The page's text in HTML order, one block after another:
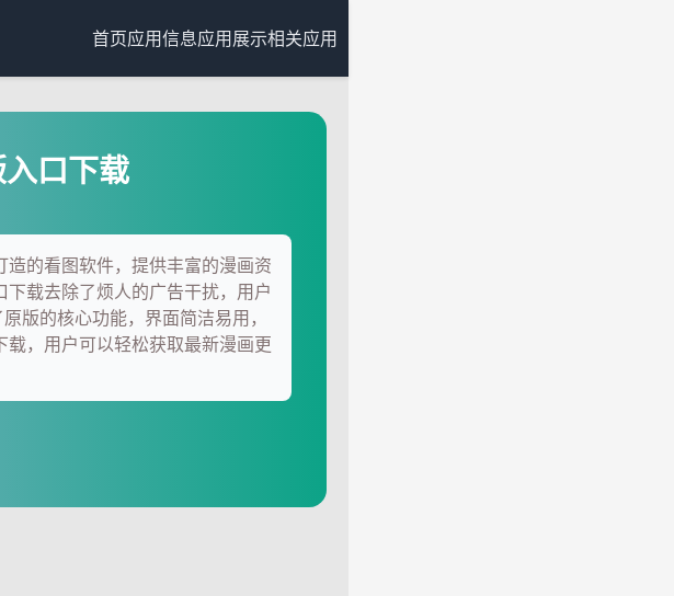
首页应用信息应用展示相关应用
口下载
的看图软件，提供丰富的漫画资
载去除了烦人的广告干扰，用户
版的核心功能，界面简洁易用，
，用户可以轻松获取最新漫画更